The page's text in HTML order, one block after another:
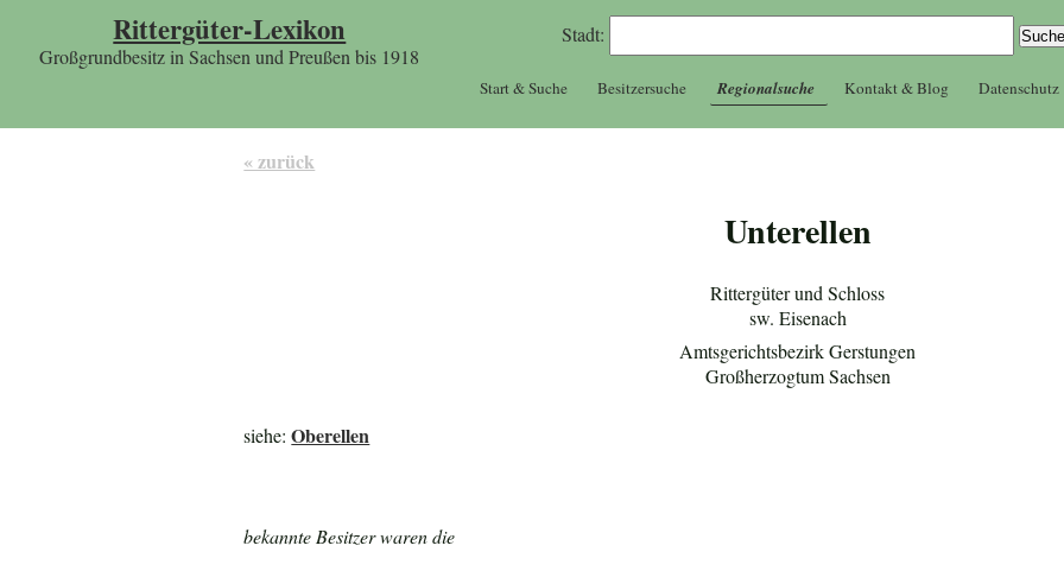
Rittergüter-Lexikon
Großgrundbesitz in Sachsen und Preußen bis 1918
Stadt:
Start & Suche Besitzersuche Regionalsuche Kontakt & Blog Datenschutz
« zurück
Unterellen
Rittergüter und Schloss
sw. Eisenach
Amtsgerichtsbezirk Gerstungen
Großherzogtum Sachsen
siehe:Oberellen
bekannte Besitzer waren die